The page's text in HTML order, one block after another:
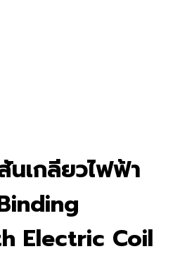
นเกลียวไฟฟ้า
Electric Coil